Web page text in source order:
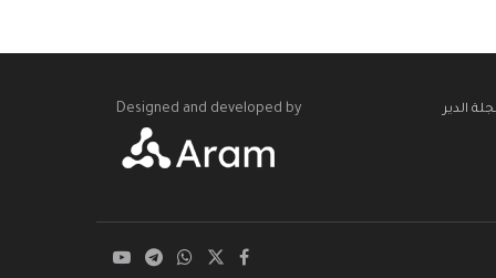
الدير Designed and developed by